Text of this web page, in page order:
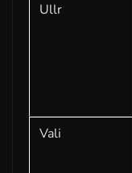
Ullr
Vali